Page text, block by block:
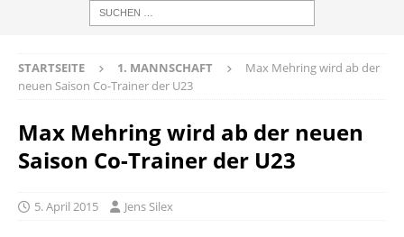
STARTSEITE 1. MANNSCHAFT
Max Mehring wird ab der
neuen Saison Co-Trainer der U23
Max Mehring wird ab der neuen
Saison Co-Trainer der U23
5. April 2015 Jens Silex